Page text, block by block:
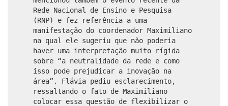
Rede Nacional de Ensino e Pesquisa
(RNP) e fez referência a uma
manifestação do coordenador Maximiliano
na qual ele sugeriu que não poderia
haver uma interpretação muito rígida
sobre “a neutralidade da rede e como
isso pode prejudicar a inovação na
área”. Flávia pediu esclarecimento,
ressaltando o fato de Maximiliano
colocar essa questão de flexibilizar o